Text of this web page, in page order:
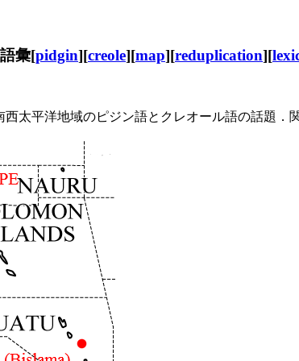
彙[pidgin][creole][map][reduplication][
西太平洋地域のピジン語とクレオール語の話題．